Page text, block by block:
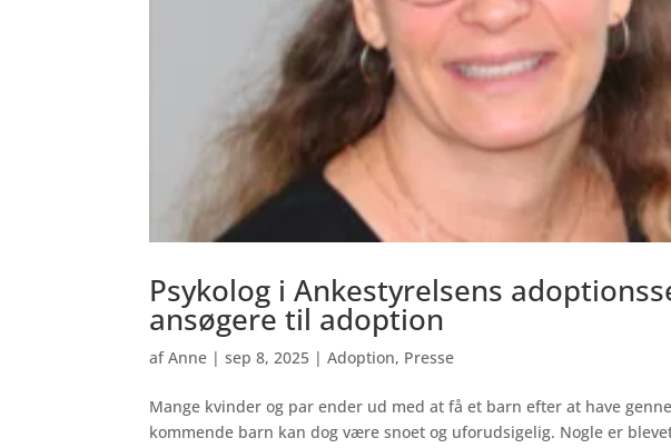
Psykolog i Ankestyrelsens
ansøgere til adoption
afAnne |sep 8, 2025 |Adoption, Presse
Mange kvinder og par ender ud med at få et barn efter at have
kommende barn kan dog være snoet og uforudsigelig. Nogle er